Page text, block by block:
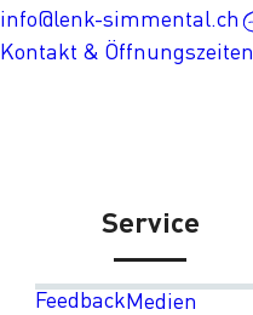
info@lenk-simmental.ch
Kontakt & Öffnungszeiten
Service
FeedbackMedien